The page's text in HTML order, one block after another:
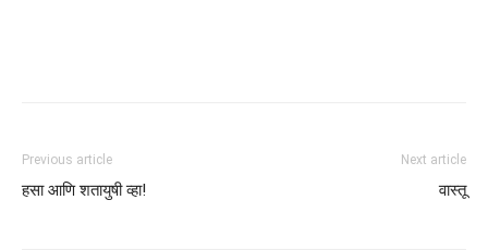
Previous article
हसा आणि शतायुषी व्हा!
Next article
वास्तू